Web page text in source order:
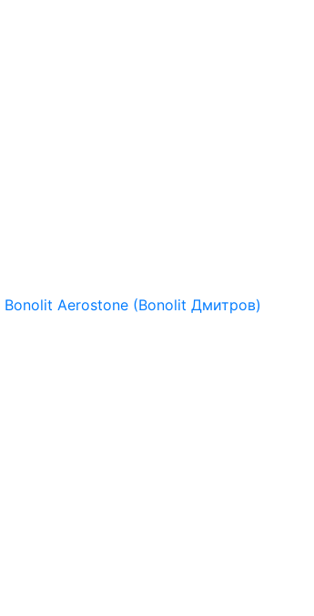
Bonolit Aerostone (Bonolit Дмитров)